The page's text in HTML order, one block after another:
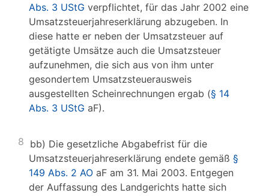
Abs. 3 UStG verpflichtet, für das Jahr 2002 eine
Umsatzsteuerjahreserklärung abzugeben. In
diese hatte er neben der Umsatzsteuer auf
getätigte Umsätze auch die Umsatzsteuer
aufzunehmen, die sich aus von ihm unter
gesondertem Umsatzsteuerausweis
ausgestellten Scheinrechnungen ergab (§ 14
Abs. 3 UStG aF).
8 bb) Die gesetzliche Abgabefrist für die
Umsatzsteuerjahreserklärung endete gemäß §
149 Abs. 2 AO aF am 31. Mai 2003. Entgegen
der Auffassung des Landgerichts hatte sich